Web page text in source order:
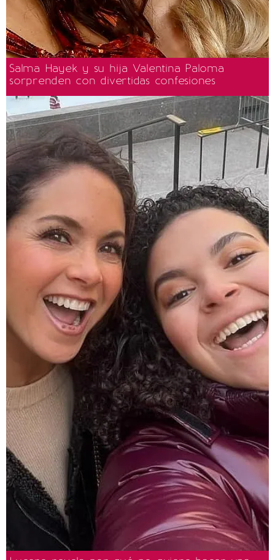
Salma Hayek y su hija Valentina Paloma
sorprenden con divertidas confesiones